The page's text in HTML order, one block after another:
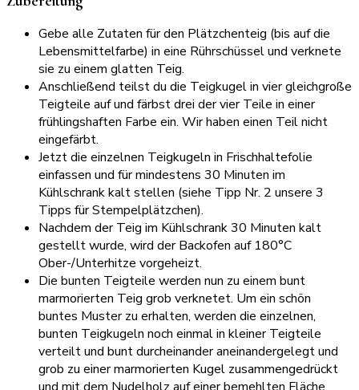
Gebe alle Zutaten für den Plätzchenteig (bis auf die
Lebensmittelfarbe) in eine Rührschüssel und verknete
sie zu einem glatten Teig.
Anschließend teilst du die Teigkugel in vier gleichgroße
Teigteile auf und färbst drei der vier Teile in einer
frühlingshaften Farbe ein. Wir haben einen Teil nicht
eingefärbt.
Jetzt die einzelnen Teigkugeln in Frischhaltefolie
einfassen und für mindestens 30 Minuten im
Kühlschrank kalt stellen (siehe Tipp Nr. 2 unsere 3
Tipps für Stempelplätzchen).
Nachdem der Teig im Kühlschrank 30 Minuten kalt
gestellt wurde, wird der Backofen auf 180°C
Ober-/Unterhitze vorgeheizt.
Die bunten Teigteile werden nun zu einem bunt
marmorierten Teig grob verknetet. Um ein schön
buntes Muster zu erhalten, werden die einzelnen,
bunten Teigkugeln noch einmal in kleiner Teigteile
verteilt und bunt durcheinander aneinandergelegt und
grob zu einer marmorierten Kugel zusammengedrückt